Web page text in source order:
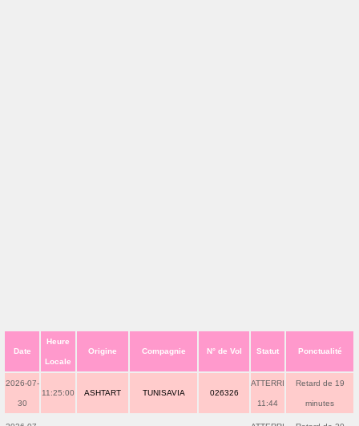
Date
Heure
Locale
Origine Compagnie N° de Vol Statut Ponctualité
2026-07-
30
11:25:00 ASHTART TUNISAVIA 026326
ATTERRI
11:44
Retard de 19
minutes